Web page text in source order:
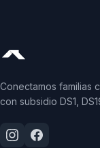
Conectamos familias
con subsidio DS1,